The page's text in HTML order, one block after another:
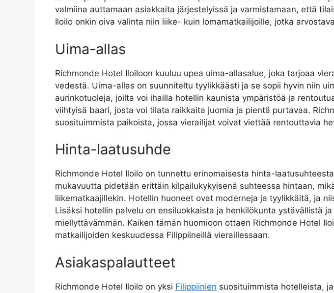
valmiina auttamaan asiakkaita järjestelyissä ja varmistamaan, että
Iloilo onkin oiva valinta niin liike- kuin lomamatkailijoille, jotka
Uima-allas
Richmonde Hotel Iloiloon kuuluu upea uima-allasalue, joka tarjoaa
vedestä. Uima-allas on suunniteltu tyylikkäästi ja se sopii hyvin niin
aurinkotuoleja, joilta voi ihailla hotellin kaunista ympäristöä ja
viihtyisä baari, josta voi tilata raikkaita juomia ja pientä purtavaa.
suosituimmista paikoista, jossa vierailijat voivat viettää rentouttavia
Hinta-laatusuhde
Richmonde Hotel Iloilo on tunnettu erinomaisesta hinta-
mukavuutta pidetään erittäin kilpailukykyisenä suhteessa hintaan,
liikematkaajillekin. Hotellin huoneet ovat moderneja ja tyylikkäitä, ja
Lisäksi hotellin palvelu on ensiluokkaista ja henkilökunta ystävällistä
miellyttävämmän. Kaiken tämän huomioon ottaen Richmonde Hotel
matkailijoiden keskuudessa Filippiineillä vieraillessaan.
Asiakaspalautteet
Richmonde Hotel Iloilo on yksi Filippiinien suosituimmista hotelleista,